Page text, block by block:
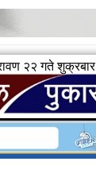
२२ गते शुक्रबार